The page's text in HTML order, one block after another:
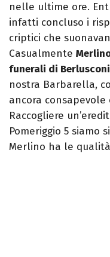
nelle ultime ore.
infatti concluso i
criptici che
Casualmente
funerali di Berlusconi
nostra Barbarella,
ancora
Raccogliere
Pomeriggio 5 siamo
Merlino ha le